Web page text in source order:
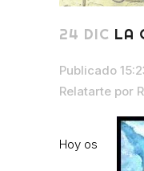
24 DIC LA
Publicado
Relatarte por
Hoy os